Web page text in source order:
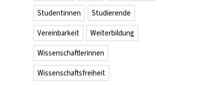
Studentinnen Studierende
Vereinbarkeit Weiterbildung
Wissenschaftlerinnen
Wissenschaftsfreiheit